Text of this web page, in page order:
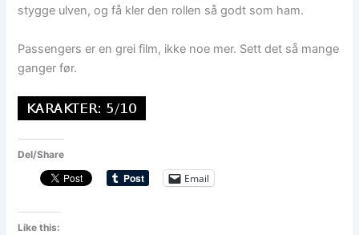
stygge ulven, og få kler den rollen så godt som ham.
Passengers er en grei film, ikke noe mer. Sett det så mange
ganger før.
Del/Share
Email
Like this: